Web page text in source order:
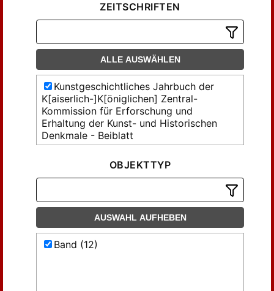
ZEITSCHRIFTEN
ALLE AUSWÄHLEN
Kunstgeschichtliches Jahrbuch der
K[aiserlich-]K[öniglichen] Zentral-
Kommission für Erforschung und
Erhaltung der Kunst- und Historischen
Denkmale - Beiblatt
OBJEKTTYP
AUSWAHL AUFHEBEN
Band (12)